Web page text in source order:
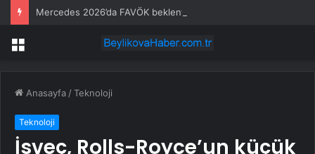
Mercedes 2026’da FAVÖK beklentisini aştı
Menü
Anasayfa /Teknoloji
Teknoloji
İsveç, Rolls-Royce’un küçük